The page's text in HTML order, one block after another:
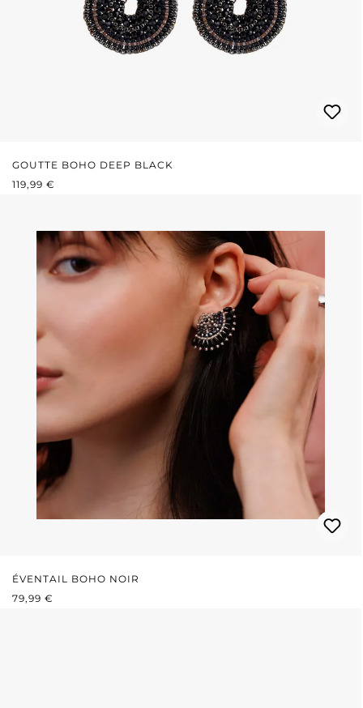
GOUTTE BOHO DEEP BLACK
PRIX RÉGULIER :
119,99 €
ÉVENTAIL BOHO NOIR
PRIX RÉGULIER :
79,99 €